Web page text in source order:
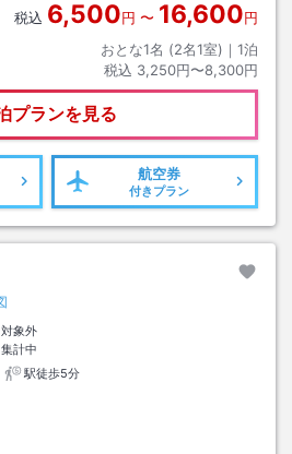
税込 6,500円 〜 16,600円
おとな1名 (2名1室)｜ 1泊
税込 3,250円〜8,300円
プランを見る
航空券
付きプラン
対象外
集計中
駅徒歩5分